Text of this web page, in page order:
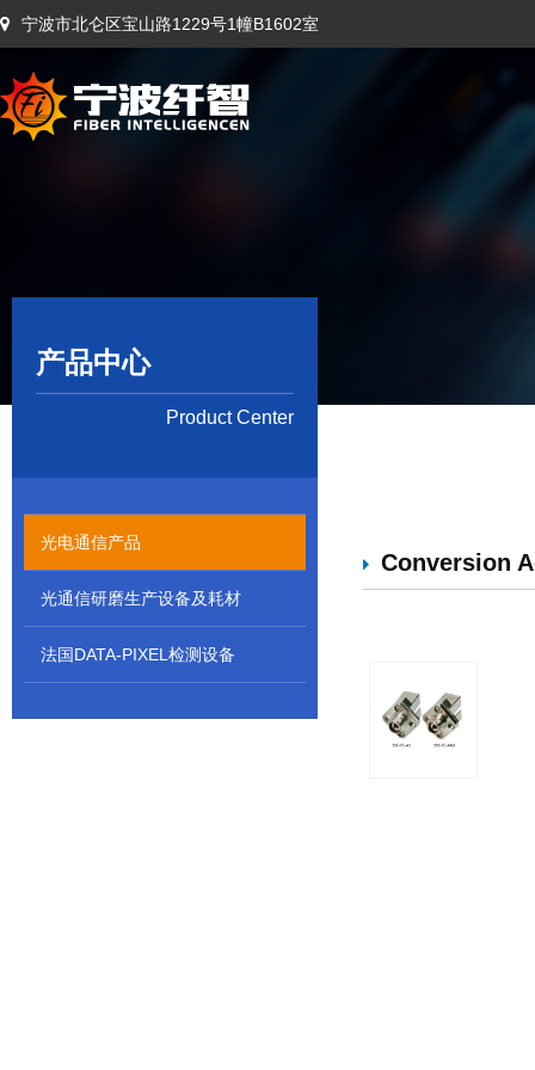
宁波市北仑区宝山路1229号1幢B1602室
产品中心
Product Center
光电通信产品
光通信研磨生产设备及耗材
法国DATA-PIXEL检测设备
Conversion